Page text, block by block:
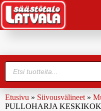
Etusivu » Siivousvälineet »
PULLOHARJA